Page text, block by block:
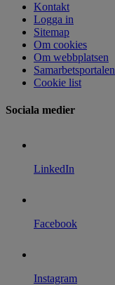
Kontakt
Logga in
Sitemap
Om cookies
Om webbplatsen
Samarbetsportalen
Cookie list
Sociala medier
LinkedIn
Facebook
Instagram